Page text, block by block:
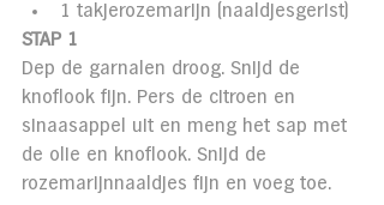
1 takjerozemarijn (naaldjesgerist)
STAP 1
Dep de garnalen droog. Snijd de
knoflook fijn. Pers de citroen en
sinaasappel uit en meng het sap met
de olie en knoflook. Snijd de
rozemarijnnaaldjes fijn en voeg toe.